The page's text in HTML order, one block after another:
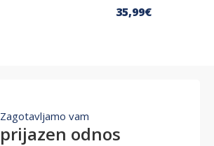
35,99€
Zagotavljamo vam
prijazen odnos